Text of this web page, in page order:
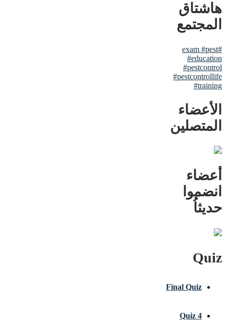
هاشتاق
المجتمع
#exam
#pest
#education
#pestcontrol
#pestcontrollife
#training
الأعضاء
المتصلين
أعضاء
انضموا
حديثاُ
Quiz
Final Quiz
Quiz 4